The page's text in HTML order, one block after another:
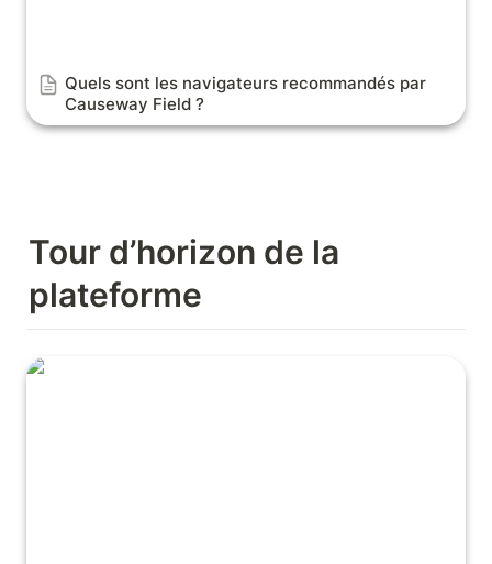
Quels sont les navigateurs recommandés par
Causeway Field ?
Tour d’horizon de la
plateforme
Qu’est-ce qu’une intervention ?